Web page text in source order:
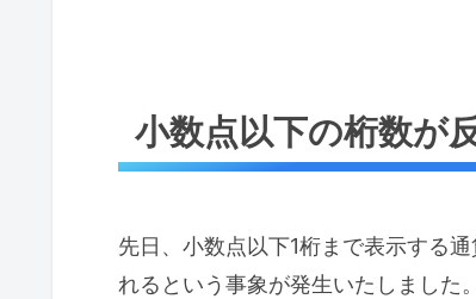
小数点以下の桁数が
先日、小数点以下1桁まで表示する
れるという事象が発生いたしました。